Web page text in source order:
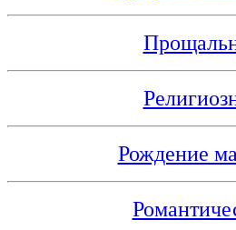
Рождение